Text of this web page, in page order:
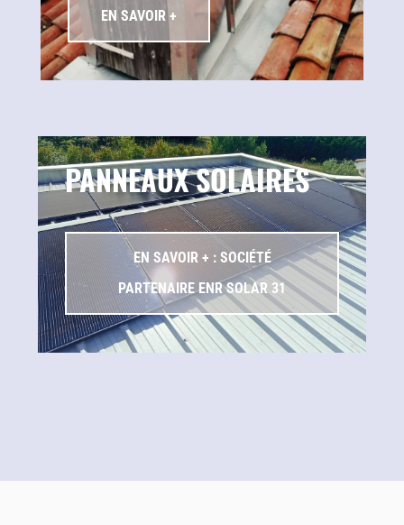
EN SAVOIR +
PANNEAUX SOLAIRES
EN SAVOIR + : SOCIÉTÉ
PARTENAIRE ENR SOLAR 31